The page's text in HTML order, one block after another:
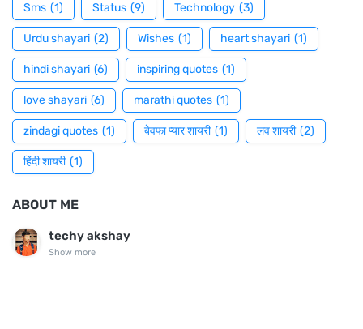
Sms (1) Status (9) Technology (3)
Urdu shayari (2) Wishes (1) heart shayari (1)
hindi shayari (6) inspiring quotes (1)
love shayari (6) marathi quotes (1)
zindagi quotes (1) बेवफा प्यार शायरी (1) लव शायरी (2)
हिंदी शायरी (1)
ABOUT ME
techy akshay
Show more